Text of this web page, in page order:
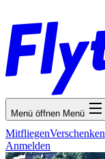
Menü öffnen Menü
MitfliegenVerschenken
Anmelden